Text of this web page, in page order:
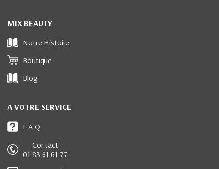
MIX BEAUTY
Notre Histoire
Boutique
Blog
A VOTRE SERVICE
F.A.Q.
Contact
01 83 61 61 77